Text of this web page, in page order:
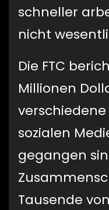
schneller
nicht
Die FTC
Millionen
sozialen
gegangen
Tausende